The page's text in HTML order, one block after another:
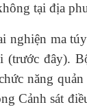
tại địa
nghiện ma
đây).
năng
Cảnh sát